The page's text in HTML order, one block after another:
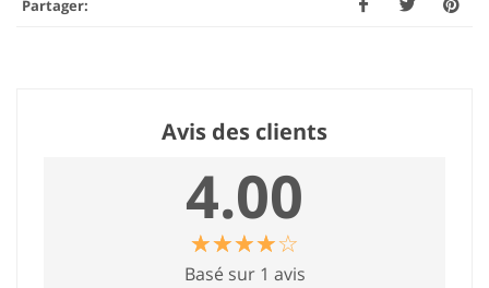
Partager:
Avis des clients
4.00
☆☆☆☆☆
★★★★★
Basé sur 1 avis